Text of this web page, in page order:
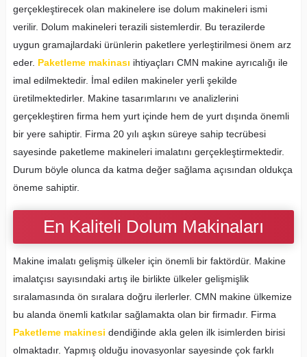
gerçekleştirecek olan makinelere ise dolum makineleri ismi
verilir. Dolum makineleri terazili sistemlerdir. Bu terazilerde
uygun gramajlardaki ürünlerin paketlere yerleştirilmesi önem arz
eder. Paketleme makinası ihtiyaçları CMN makine ayrıcalığı ile
imal edilmektedir. İmal edilen makineler yerli şekilde
üretilmektedirler. Makine tasarımlarını ve analizlerini
gerçekleştiren firma hem yurt içinde hem de yurt dışında önemli
bir yere sahiptir. Firma 20 yılı aşkın süreye sahip tecrübesi
sayesinde paketleme makineleri imalatını gerçekleştirmektedir.
Durum böyle olunca da katma değer sağlama açısından oldukça
öneme sahiptir.
En Kaliteli Dolum Makinaları
Makine imalatı gelişmiş ülkeler için önemli bir faktördür. Makine
imalatçısı sayısındaki artış ile birlikte ülkeler gelişmişlik
sıralamasında ön sıralara doğru ilerlerler. CMN makine ülkemize
bu alanda önemli katkılar sağlamakta olan bir firmadır. Firma
Paketleme makinesi dendiğinde akla gelen ilk isimlerden birisi
olmaktadır. Yapmış olduğu inovasyonlar sayesinde çok farklı